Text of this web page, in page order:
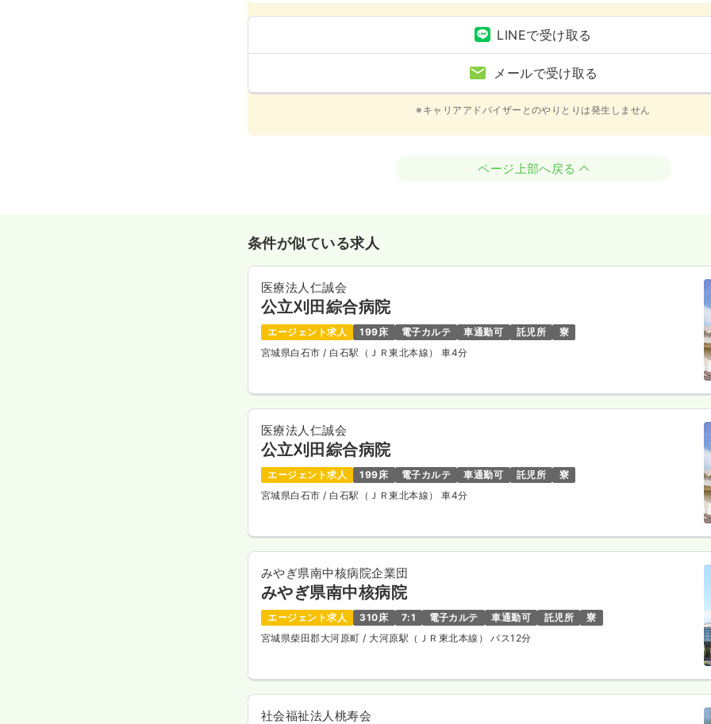
LINEで受け取る
メールで受け取る
※キャリアアドバイザーとのやりとりは発生しません
ページ上部へ戻る
条件が似ている求人
医療法人仁誠会
公立刈田綜合病院
エージェント求人 199床 電子カルテ 車通勤可 託児所
寮
宮城県白石市/ 白石駅（ＪＲ東北本線） 車4分
医療法人仁誠会
公立刈田綜合病院
エージェント求人 199床 電子カルテ 車通勤可 託児所
寮
宮城県白石市/ 白石駅（ＪＲ東北本線） 車4分
みやぎ県南中核病院企業団
みやぎ県南中核病院
エージェント求人 310床 7:1 電子カルテ 車通勤可 託児所
寮
宮城県柴田郡大河原町/ 大河原駅（ＪＲ東北本線） バス12分
社会福祉法人桃寿会